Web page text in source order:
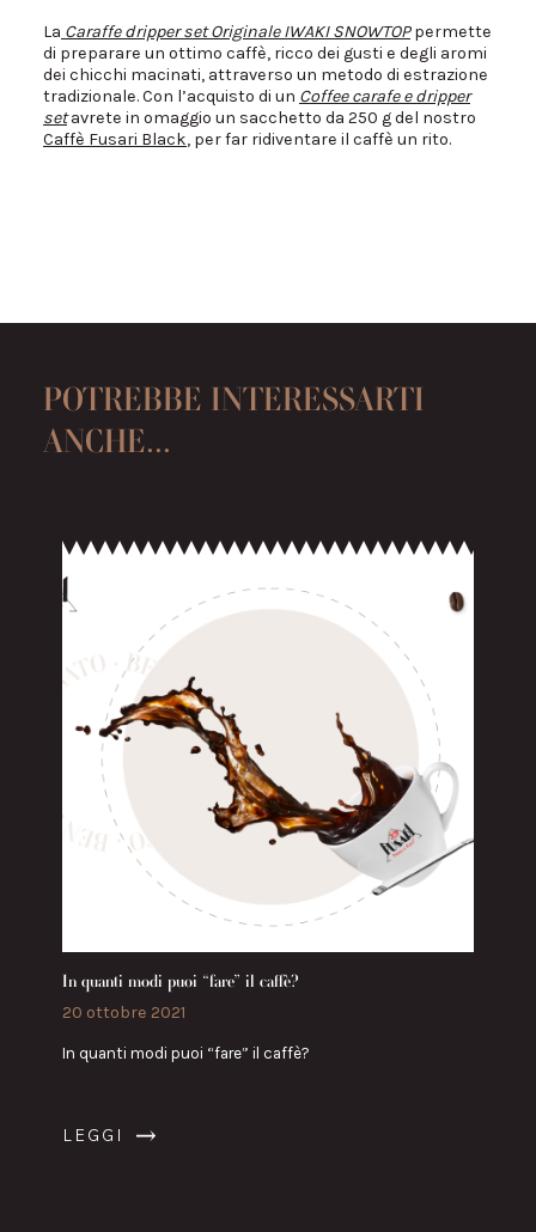
La Caraffe dripper set Originale IWAKI SNOWTOPpermette
di preparare un ottimo caffè, ricco dei gusti e degli aromi
dei chicchi macinati, attraverso un metodo di estrazione
tradizionale. Con l’acquisto di un Coffee carafe e dripper
setavrete in omaggio un sacchetto da 250 g del nostro
Caffè Fusari Black, per far ridiventare il caffè un rito.
POTREBBE INTERESSARTI
ANCHE...
In quanti modi puoi “fare” il caffè?
20 ottobre 2021
In quanti modi puoi “fare” il caffè?
LEGGI